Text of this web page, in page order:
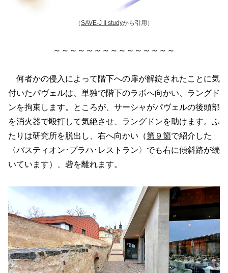
（SAVE-J II studyから引用）
～～～～～～～～～～～～～～～
何者かの侵入によって階下への扉が解錠されたことに気
付いたパヴェルは、単独で階下のラボへ向かい、ラングド
ンを拘束します。ところが、サーシャがパヴェルの後頭部
を消火器で殴打して気絶させ、ラングドンを助けます。ふ
たりは研究所を脱出し、右へ向かい（第９節で紹介した
〈バスティオン･プラハ･レストラン〉でも右に傾斜路が続
いています）、砦を離れます。